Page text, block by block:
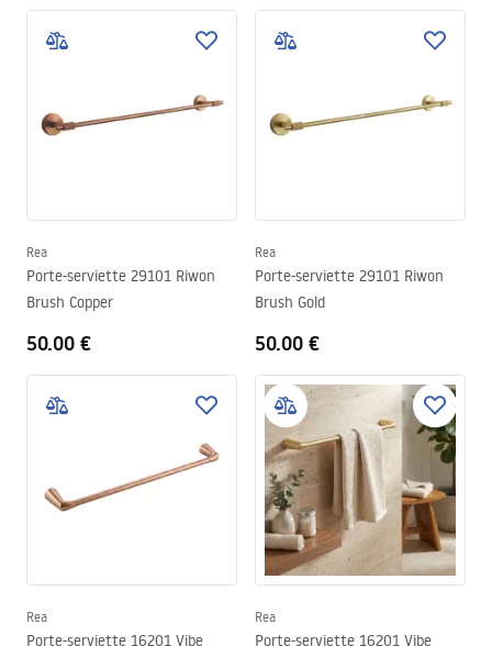
Rea
Porte-serviette 29101 Riwon
Brush Copper
50.00 €
Rea
Porte-serviette 29101 Riwon
Brush Gold
50.00 €
Rea
Porte-serviette 16201 Vibe
Rea
Porte-serviette 16201 Vibe